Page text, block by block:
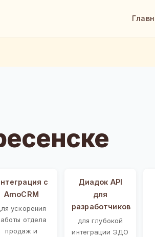
с
AmoCRM
ускорения
отдела
продаж и
Диадок API
для
разработчиков
для глубокой
интеграции ЭДО